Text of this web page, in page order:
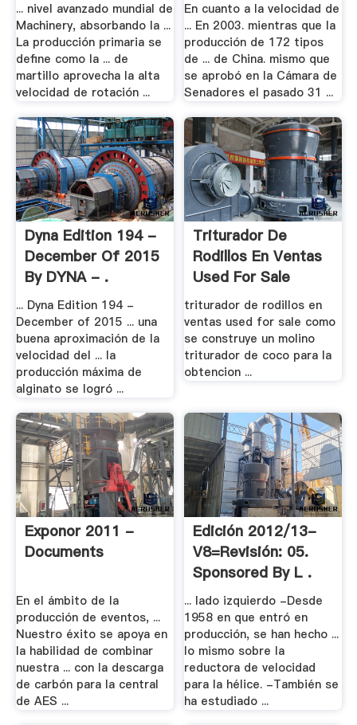
... nivel avanzado mundial de
Machinery, absorbando la ...
La producción primaria se
define como la ... de
martillo aprovecha la alta
velocidad de rotación ...
En cuanto a la velocidad de
... En 2003. mientras que la
producción de 172 tipos
de ... de China. mismo que
se aprobó en la Cámara de
Senadores el pasado 31 ...
Dyna Edition 194 -
December Of 2015
By DYNA - .
... Dyna Edition 194 -
December of 2015 ... una
buena aproximación de la
velocidad del ... la
producción máxima de
alginato se logró ...
Triturador De
Rodillos En Ventas
Used For Sale
triturador de rodillos en
ventas used for sale como
se construye un molino
triturador de coco para la
obtencion ...
Exponor 2011 -
Documents
En el ámbito de la
producción de eventos, ...
Nuestro éxito se apoya en
la habilidad de combinar
nuestra ... con la descarga
de carbón para la central
de AES ...
Edición 2012/13-
V8=Revisión: 05.
Sponsored By L .
... lado izquierdo -Desde
1958 en que entró en
producción, se han hecho ...
lo mismo sobre la
reductora de velocidad
para la hélice. -También se
ha estudiado ...